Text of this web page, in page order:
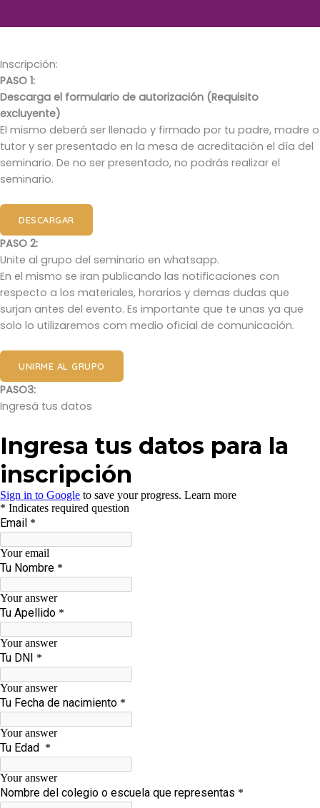
Inscripción:
PASO 1:
Descarga el formulario de autorización (Requisito
excluyente)
El mismo deberá ser llenado y firmado por tu padre, madre o
tutor y ser presentado en la mesa de acreditación el día del
seminario. De no ser presentado, no podrás realizar el
seminario.
DESCARGAR
PASO 2:
Unite al grupo del seminario en whatsapp.
En el mismo se iran publicando las notificaciones con
respecto a los materiales, horarios y demas dudas que
surjan antes del evento. Es importante que te unas ya que
solo lo utilizaremos com medio oficial de comunicación.
UNIRME AL GRUPO
PASO3:
Ingresá tus datos